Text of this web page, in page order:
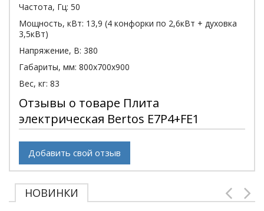
Частота, Гц: 50
Мощность, кВт: 13,9 (4 конфорки по 2,6кВт + духовка
3,5кВт)
Напряжение, В: 380
Габариты, мм: 800х700х900
Вес, кг: 83
Отзывы о товаре Плита
электрическая Bertos E7P4+FE1
Добавить свой отзыв
НОВИНКИ